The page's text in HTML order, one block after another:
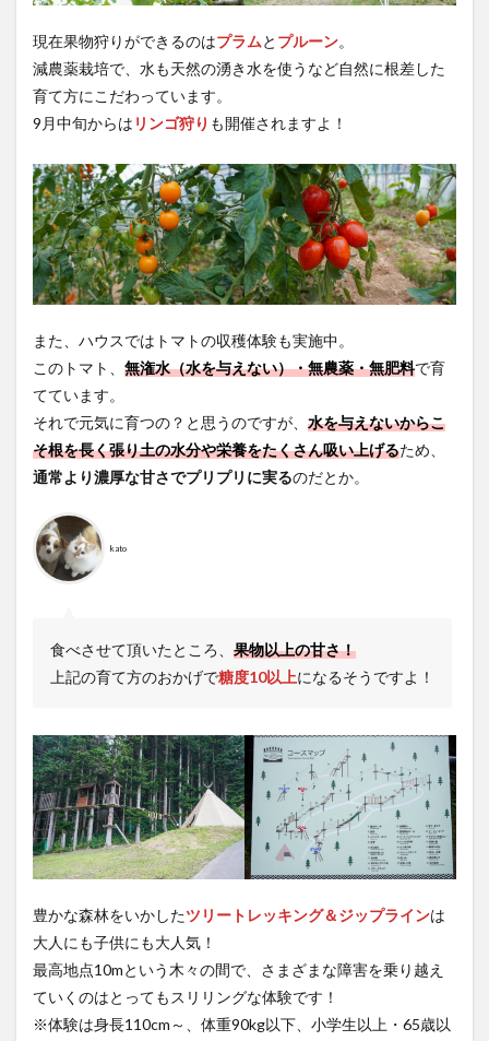
現在果物狩りができるのはプラムと プルーン。
減農薬栽培で、水も天然の湧き水を使うなど自然に根差した
育て方にこだわっています。
9月中旬からは リンゴ狩り も開催されますよ！
また、ハウスではトマトの収穫体験も実施中。
このトマト、 無潅水（水を与えない）・無農薬・無肥料で育
てています。
それで元気に育つの？と思うのですが、 水を与えないからこ
そ根を長く張り土の水分や栄養をたくさん吸い上げるため、
通常より濃厚な甘さでプリプリに実るのだとか。
kato
食べさせて頂いたところ、 果物以上の甘さ！
上記の育て方のおかげで糖度10以上になるそうですよ！
豊かな森林をいかしたツリートレッキング＆ジップラインは
大人にも子供にも大人気！
最高地点10mという木々の間で、さまざまな障害を乗り越え
ていくのはとってもスリリングな体験です！
※体験は身長110cm～、体重90kg以下、小学生以上・65歳以